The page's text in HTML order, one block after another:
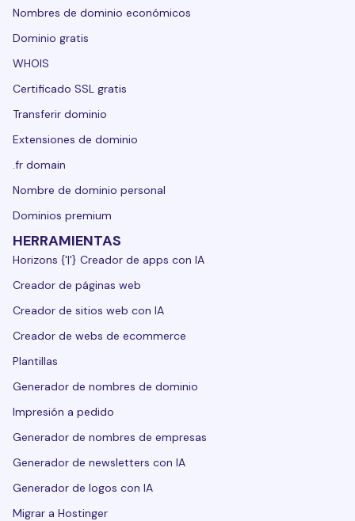
Nombres de dominio económicos
Dominio gratis
WHOIS
Certificado SSL gratis
Transferir dominio
Extensiones de dominio
.fr domain
Nombre de dominio personal
Dominios premium
HERRAMIENTAS
Horizons {'|'} Creador de apps con IA
Creador de páginas web
Creador de sitios web con IA
Creador de webs de ecommerce
Plantillas
Generador de nombres de dominio
Impresión a pedido
Generador de nombres de empresas
Generador de newsletters con IA
Generador de logos con IA
Migrar a Hostinger